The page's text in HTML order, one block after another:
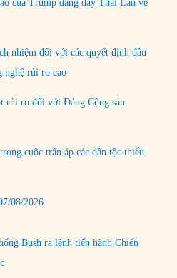
của Trump đang đẩy Thái Lan về
nhiệm đối với các quyết định đầu
nghệ rủi ro cao
rủi ro đối với Đảng Cộng sản
cuộc trấn áp các dân tộc thiểu
08/2026
Bush ra lệnh tiến hành Chiến